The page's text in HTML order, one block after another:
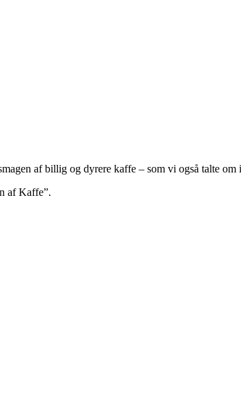
af billig og dyrere kaffe – som vi også talte
af Kaffe”.